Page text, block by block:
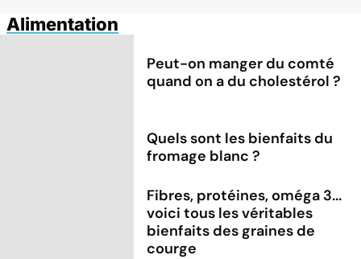
Alimentation
Peut-on manger du comté
quand on a du cholestérol ?
Quels sont les bienfaits du
fromage blanc ?
Fibres, protéines, oméga 3...
voici tous les véritables
bienfaits des graines de
courge